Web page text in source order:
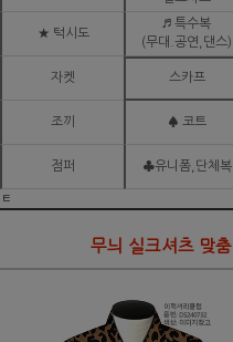
★ 턱시도
♬ 특수복
(무대.공연,댄스)
자켓 스카프
조끼 ♠ 코트
점퍼 ♣유니폼,단체복
ㅌ
무늬 실크셔츠 맞춤